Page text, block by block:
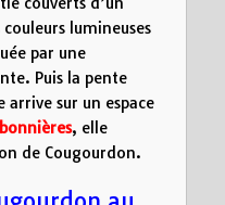
lumineuses
par une
Puis la pente
sur un espace
, elle
de Cougourdon.